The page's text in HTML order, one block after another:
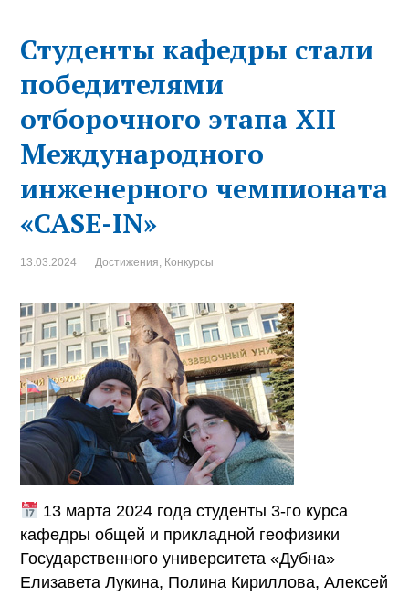
Студенты кафедры стали
победителями
отборочного этапа XII
Международного
инженерного чемпионата
«CASE-IN»
13.03.2024 Достижения, Конкурсы
13 марта 2024 года студенты 3-го курса
кафедры общей и прикладной геофизики
Государственного университета «Дубна»
Елизавета Лукина, Полина Кириллова, Алексей